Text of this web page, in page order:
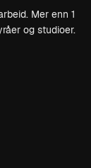
Mer enn 1
og studioer.